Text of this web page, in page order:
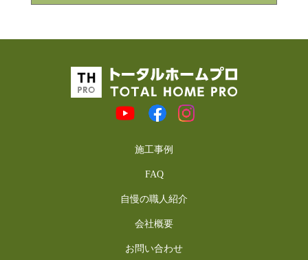
施工事例
FAQ
自慢の職人紹介
会社概要
お問い合わせ